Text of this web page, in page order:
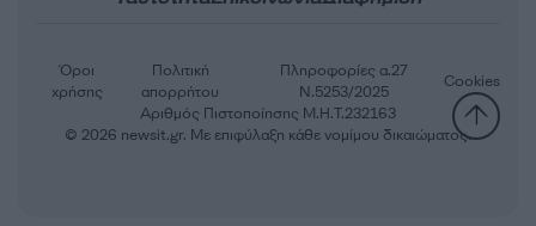
Αριθμός Πιστοποίησης Μ.Η.Τ.232163
Όροι
χρήσης
Πολιτική
απορρήτου
Πληροφορίες α.27
Ν.5253/2025
Cookies
© 2026 newsit.gr. Με επιφύλαξη κάθε νομίμου δικαιώματος.